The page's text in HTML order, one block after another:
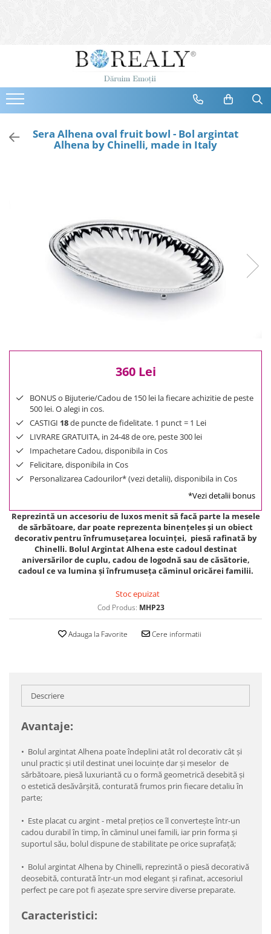
Bijuterii
Cercei
Bratari
Coliere
Bijuterii Copii
Bijuterii Mirese
100 Lei - 200 Lei
200 Lei - 300 Lei
300 Lei - 500 Lei
500 Lei - 1000 Lei
1000 Lei +
Sera Alhena oval fruit bowl - Bol argintat
Alhena by Chinelli, made in Italy
360 Lei
BONUS o Bijuterie/Cadou de 150 lei la fiecare achizitie de peste
500 lei. O alegi in cos.
CASTIGI 18de puncte de fidelitate. 1 punct = 1 Lei
LIVRARE GRATUITA, in 24-48 de ore, peste 300 lei
Impachetare Cadou, disponibila in Cos
Felicitare, disponibila in Cos
Personalizarea Cadourilor* (vezi detalii), disponibila in Cos
*Vezi detalii bonus
Reprezintă un accesoriu de luxos menit să facă parte la mesele
de sărbătoare, dar poate reprezenta binențeles și un obiect
decorativ pentru înfrumusețarea locuinței, piesă rafinată by
Chinelli. Bolul Argintat Alhena este cadoul destinat
aniversărilor de cuplu, cadou de logodnă sau de căsătorie,
cadoul ce va lumina și înfrumuseța căminul oricărei familii.
Stoc epuizat
Cod Produs: MHP23
Adauga la Favorite Cere informatii
Descriere
Avantaje:
• Bolul argintat Alhena poate îndeplini atât rol decorativ cât și
unul practic și util destinat unei locuințe dar și meselor de
sărbătoare, piesă luxuriantă cu o formă geometrică desebită și
o estetică desăvârşită, conturată frumos prin fiecare detaliu în
parte;
• Este placat cu argint - metal prețios ce îl convertește într-un
cadou durabil în timp, în căminul unei famili, iar prin forma și
suportul său, bolul dispune de stabilitate pe orice suprafață;
• Bolul argintat Alhena by Chinelli, reprezintă o piesă decorativă
deosebită, conturată într-un mod elegant și rafinat, accesoriul
perfect pe care pot fi așezate spre servire diverse preparate.
Caracteristici: